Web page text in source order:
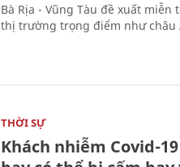
Bà Rịa - Vũng Tàu đề xuất
thị trường trọng điểm như châu
THỜI SỰ
Khách nhiễm Covid-